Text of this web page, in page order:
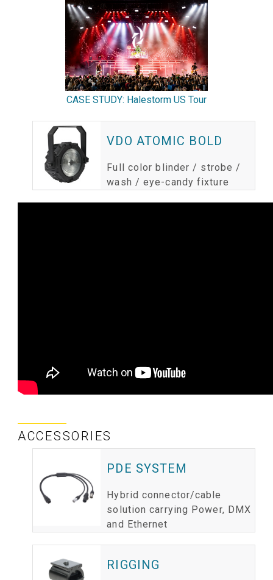
CASE STUDY: Halestorm US Tour
VDO ATOMIC BOLD
Full color blinder / strobe /
wash / eye-candy fixture
ACCESSORIES
PDE SYSTEM
Hybrid connector/cable
solution carrying Power, DMX
and Ethernet
RIGGING